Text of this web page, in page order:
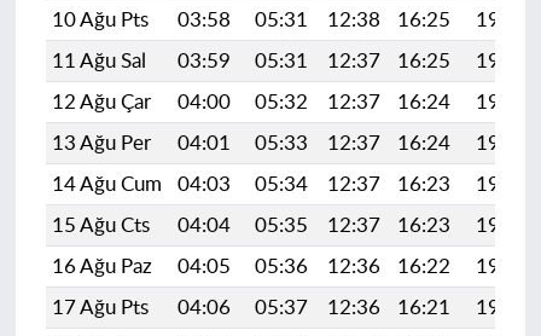
10 Ağu Pts
03:58 05:31 12:38 16:25
19:35
11 Ağu Sal
03:59 05:31 12:37 16:25
19:33
12 Ağu Çar
04:00 05:32 12:37 16:24
19:32
13 Ağu Per
04:01 05:33 12:37 16:24
19:31
14 Ağu Cum
04:03 05:34 12:37 16:23
19:30
15 Ağu Cts
04:04 05:35 12:37 16:23
19:28
16 Ağu Paz
04:05 05:36 12:36 16:22
19:27
17 Ağu Pts
04:06 05:37 12:36 16:21
19:26